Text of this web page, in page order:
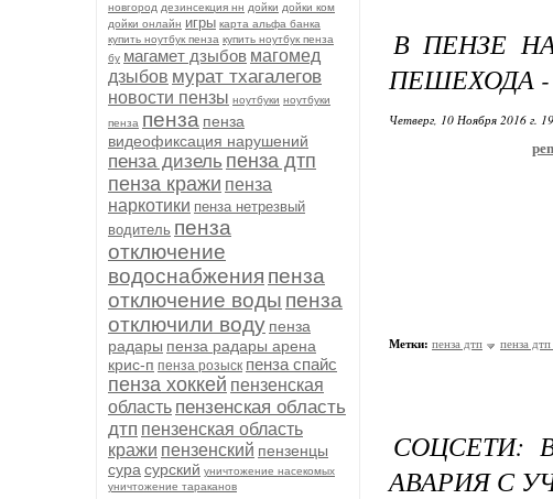
новгород дезинсекция нн дойки дойки ком
дойки онлайн игры карта альфа банка
купить ноутбук пенза купить ноутбук пенза
бу магамет дзыбов магомед
дзыбов мурат тхагалегов
новости пензы ноутбуки ноутбуки
пенза пенза пенза
видеофиксация нарушений
пенза дизель пенза дтп
пенза кражи пенза
наркотики пенза нетрезвый
водитель пенза
отключение
водоснабжения пенза
отключение воды пенза
отключили воду пенза
радары пенза радары арена
крис-п пенза розыск пенза спайс
пенза хоккей пензенская
область пензенская область
дтп пензенская область
кражи пензенский пензенцы
сура сурский уничтожение насекомых
уничтожение тараканов
В ПЕНЗЕ
ПЕШЕХОДА
Четверг, 10 Ноября 2016 г.
Метки: пенза дтп пенза
СОЦСЕТИ:
АВАРИЯ С